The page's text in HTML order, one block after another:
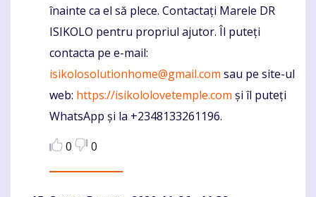
înainte ca el să plece. Contactați Marele DR
ISIKOLO pentru propriul ajutor. Îl puteți
contacta pe e-mail:
isikolosolutionhome@gmail.com sau pe site-ul
web: https://isikololovetemple.com și îl puteți
WhatsApp și la +2348133261196.
0
0